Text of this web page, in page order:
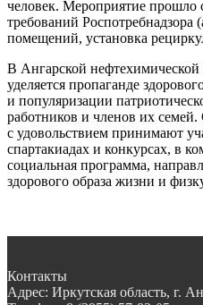
человек. Мероприятие прошло
требований Роспотребнадзора
помещений, установка
В Ангарской
уделяется пропаганде
и популяризации
работников и членов их
с удовольствием принимают
спартакиадах и конкурсах, в
социальная программа,
здорового образа жизни и
Контакты
Адрес: Иркутская область, г.